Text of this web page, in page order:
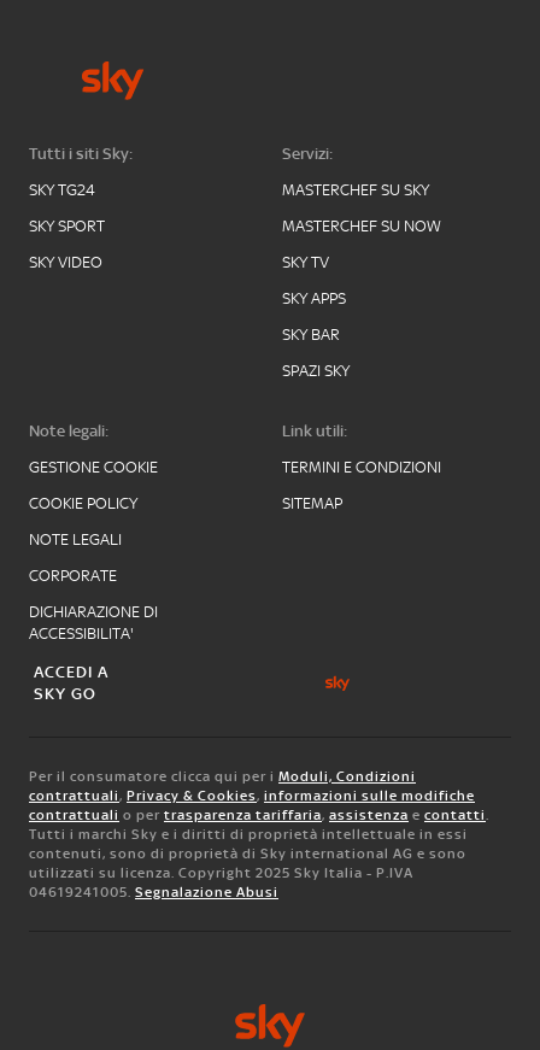
Tutti i siti Sky:
SKY TG24
SKY SPORT
SKY VIDEO
Servizi:
MASTERCHEF SU SKY
MASTERCHEF SU NOW
SKY TV
SKY APPS
SKY BAR
SPAZI SKY
Note legali:
GESTIONE COOKIE
COOKIE POLICY
NOTE LEGALI
CORPORATE
DICHIARAZIONE DI
ACCESSIBILITA'
Link utili:
TERMINI E CONDIZIONI
SITEMAP
ACCEDI A
SKY GO
Per il consumatore clicca qui per i Moduli, Condizioni
contrattuali, Privacy & Cookies, informazioni sulle modifiche
contrattuali o per trasparenza tariffaria, assistenza e contatti.
Tutti i marchi Sky e i diritti di proprietà intellettuale in essi
contenuti, sono di proprietà di Sky international AG e sono
utilizzati su licenza. Copyright 2025 Sky Italia - P.IVA
04619241005. Segnalazione Abusi